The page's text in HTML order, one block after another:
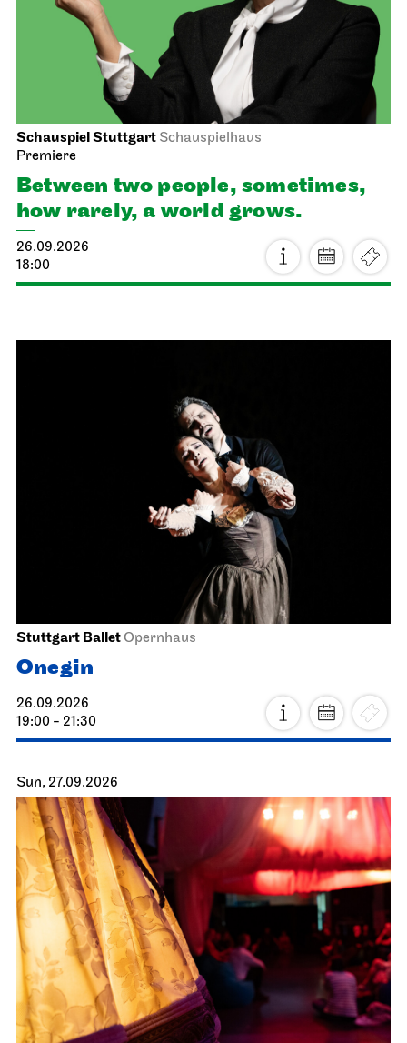
Schauspiel Stuttgart Schauspielhaus
Premiere
Between two people, sometimes,
how rarely, a world grows.
26.09.2026
18:00
Stuttgart BalletOpernhaus
Onegin
26.09.2026
19:00 - 21:30
Sun, 27.09.2026